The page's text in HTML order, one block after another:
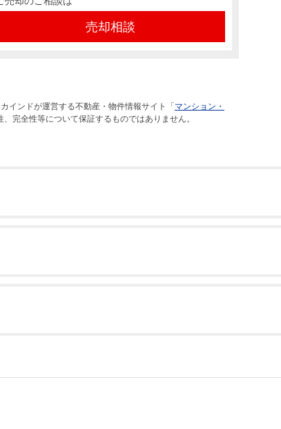
売却相談
インドが運営する不動産・物件情報サイト「 マンション・
完全性等について保証するものではありません。